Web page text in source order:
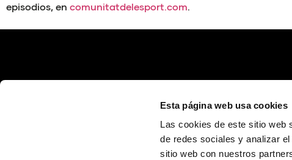
Esta página web usa cookies
Las cookies de este sitio web
de redes sociales y analizar
sitio web con nuestros
episodios, en comunitatdelesport.com.
Calle Poeta Quintana, 1 46003 València (España)